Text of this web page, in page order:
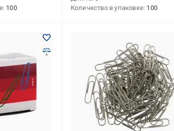
100
Количество в упаковке 100